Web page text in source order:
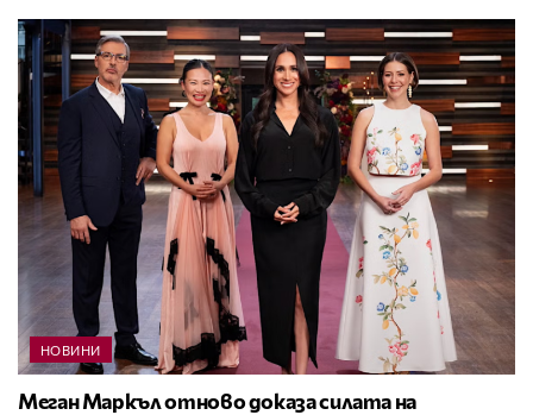
НОВИНИ
Меган Маркъл отново доказа силата на